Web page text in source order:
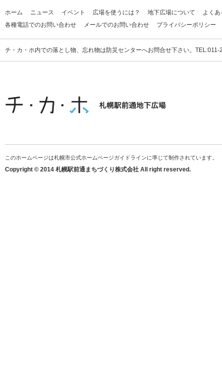
ホーム ニュース イベント 広場を使うには？ 地下広場について
よく
各種電話でのお問い合わせ
メールでのお問い合わせ プライバシーポリシー
チ・カ・ホ内での落とし物、忘れ物は防災センターへお問合せ下さい。
このホームページは札幌市公式ホームページガイドラインに準じて制作されています。
Copyright © 2014 札幌駅前通まちづくり株式会社 All right reserved.